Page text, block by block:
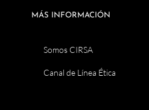
MÁS INFORMACIÓN
Somos CIRSA
Canal de Línea Ética